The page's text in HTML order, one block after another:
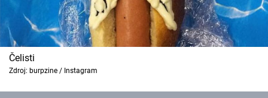
Čelisti
Zdroj: burpzine / Instagram